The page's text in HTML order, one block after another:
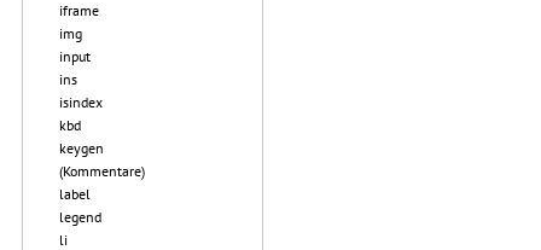
iframe
img
input
ins
isindex
kbd
keygen
(Kommentare)
label
legend
li